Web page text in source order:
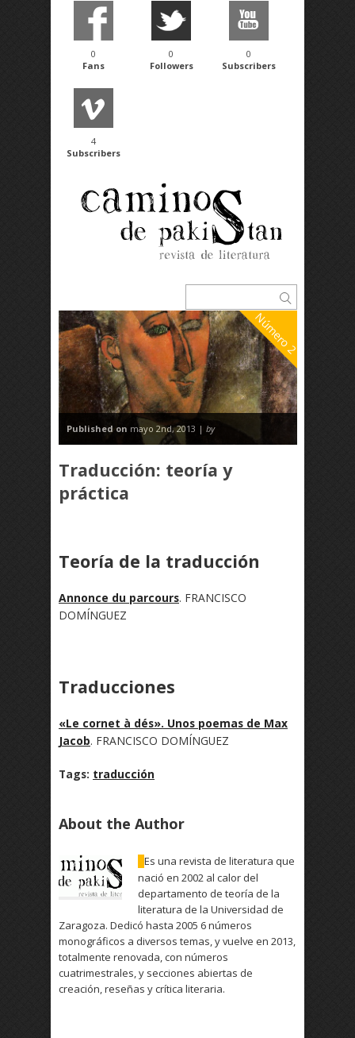
0
Fans
0
Followers
0
Subscribers
4
Subscribers
Número 2
Published on mayo 2nd, 2013 | by
Traducción: teoría y
práctica
Teoría de la traducción
Annonce du parcours. FRANCISCO
DOMÍNGUEZ
Traducciones
«Le cornet à dés». Unos poemas de Max
Jacob. FRANCISCO DOMÍNGUEZ
Tags: traducción
About the Author
Es una revista de literatura que
nació en 2002 al calor del
departamento de teoría de la
literatura de la Universidad de
Zaragoza. Dedicó hasta 2005 6 números
monográficos a diversos temas, y vuelve en 2013,
totalmente renovada, con números
cuatrimestrales, y secciones abiertas de
creación, reseñas y crítica literaria.